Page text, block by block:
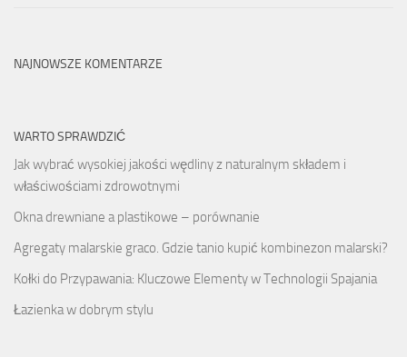
NAJNOWSZE KOMENTARZE
WARTO SPRAWDZIĆ
Jak wybrać wysokiej jakości wędliny z naturalnym składem i
właściwościami zdrowotnymi
Okna drewniane a plastikowe – porównanie
Agregaty malarskie graco. Gdzie tanio kupić kombinezon malarski?
Kołki do Przypawania: Kluczowe Elementy w Technologii Spajania
Łazienka w dobrym stylu